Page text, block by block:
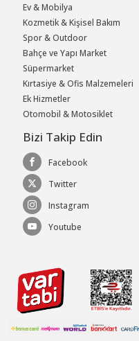
Ev & Mobilya
Kozmetik & Kişisel Bakım
Spor & Outdoor
Bahçe ve Yapı Market
Süpermarket
Kırtasiye & Ofis Malzemeleri
Ek Hizmetler
Otomobil & Motosiklet
Bizi Takip Edin
Facebook
Twitter
Instagram
Youtube